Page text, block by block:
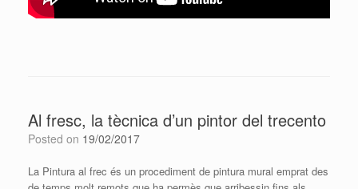
Al fresc, la tècnica d’un pintor del trecento
Posted on 19/02/2017
La Pintura al frec és un procediment de pintura mural emprat des